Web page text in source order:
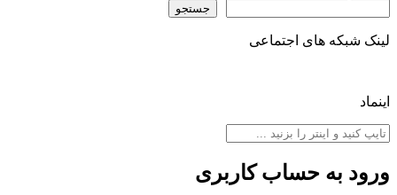
جستجو
لینک شبکه های اجتماعی
اینماد
ورود به حساب کاربری